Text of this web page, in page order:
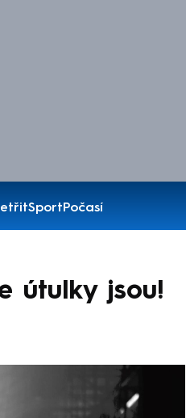
SportPočasí
útulky jsou!